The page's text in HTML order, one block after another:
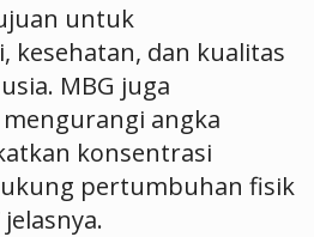
untuk
kesehatan, dan kualitas
MBG juga
angka
konsentrasi
pertumbuhan fisik